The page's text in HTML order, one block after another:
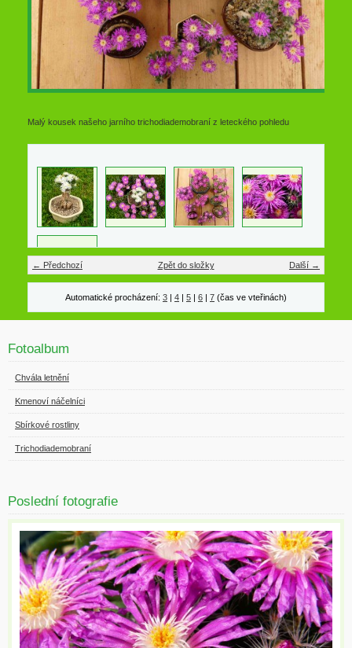
Malý kousek našeho jarního trichodiademobraní z leteckého pohledu
← Předchozí Další →
Zpět do složky
Automatické procházení: 3 | 4 | 5 | 6 | 7 (čas ve vteřinách)
Fotoalbum
Chvála letnění
Kmenoví náčelníci
Sbírkové rostliny
Trichodiademobraní
Poslední fotografie